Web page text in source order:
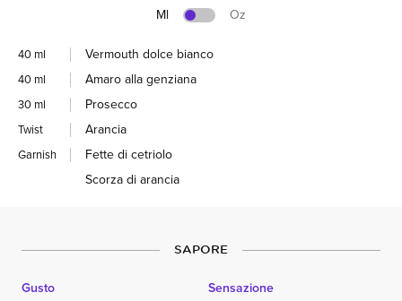
Ml Oz
40 ml Vermouth dolce bianco
40 ml Amaro alla genziana
30 ml Prosecco
Twist Arancia
Garnish
Fette di cetriolo
Scorza di arancia
SAPORE
Gusto Sensazione